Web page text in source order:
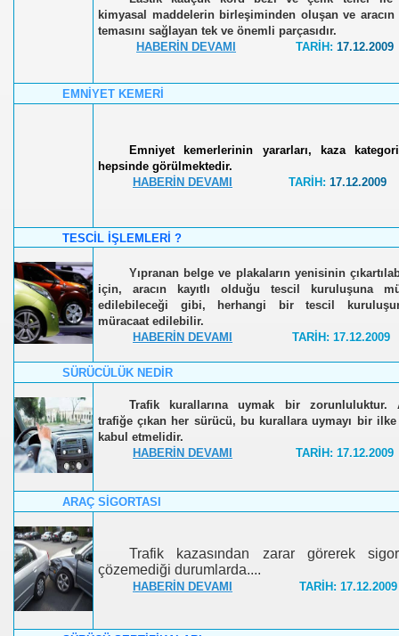
kimyasal maddelerin birleşiminden oluşan ve
temasını sağlayan tek ve önemli parçasıdır.
HABERİN DEVAMI
TARİH: 17.12.2009
EMNİYET KEMERİ
Emniyet kemerlerinin yararları, kaza
hepsinde görülmektedir.
HABERİN DEVAMI
TARİH: 17.12.2009
TESCİL İŞLEMLERİ ?
Yıpranan belge ve plakaların yenisinin
için, aracın kayıtlı olduğu tescil kuruluşuna
edilebileceği gibi, herhangi bir tescil
müracaat edilebilir.
HABERİN DEVAMI
TARİH: 17.12.2009
SÜRÜCÜLÜK NEDİR
Trafik kurallarına uymak bir zorunluluktur.
trafiğe çıkan her sürücü, bu kurallara uymayı bir
kabul etmelidir.
HABERİN DEVAMI
TARİH: 17.12.2009
ARAÇ SİGORTASI
Trafik kazasından zarar görerek
çözemediği durumlarda....
HABERİN DEVAMI TARİH: 17.12.2009